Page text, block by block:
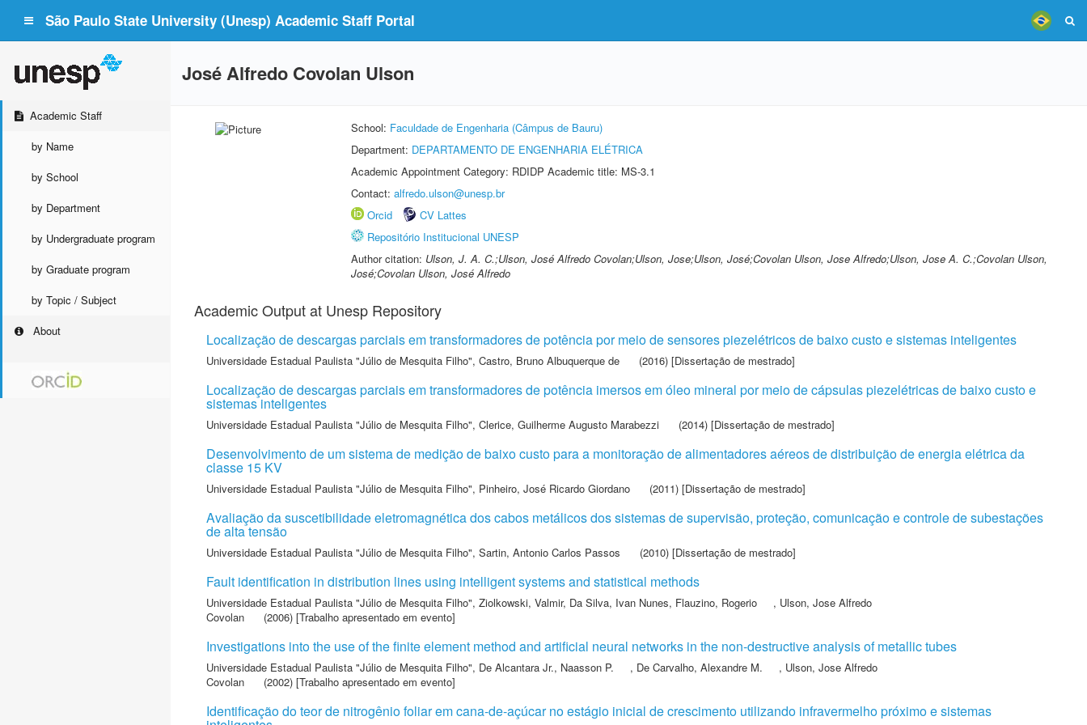
São Paulo State University (Unesp) Academic Staff Portal
Academic Staff
by Name
by School
by Department
by Undergraduate program
by Graduate program
by Topic / Subject
About
José Alfredo Covolan Ulson
School: Faculdade de Engenharia (Câmpus de Bauru)
Department: DEPARTAMENTO DE ENGENHARIA ELÉTRICA
Academic Appointment Category: RDIDP Academic title: MS-3.1
Contact: alfredo.ulson@unesp.br
Orcid
CV Lattes
Repositório Institucional UNESP
Author citation: Ulson, J. A. C.;Ulson, José Alfredo Covolan;Ulson, Jose;Ulson, José;Covolan Ulson, Jose Alfredo;Ulson, Jose A. C.;Covolan Ulson,
José;Covolan Ulson, José Alfredo
Academic Output at Unesp Repository
Localização de descargas parciais em transformadores de potência por meio de sensores piezelétricos de baixo custo e sistemas inteligentes
Universidade Estadual Paulista "Júlio de Mesquita Filho", Castro, Bruno Albuquerque de (2016) [Dissertação de mestrado]
Localização de descargas parciais em transformadores de potência imersos em óleo mineral por meio de cápsulas piezelétricas de baixo custo e
sistemas inteligentes
Universidade Estadual Paulista "Júlio de Mesquita Filho", Clerice, Guilherme Augusto Marabezzi (2014) [Dissertação de mestrado]
Desenvolvimento de um sistema de medição de baixo custo para a monitoração de alimentadores aéreos de distribuição de energia elétrica da
classe 15 KV
Universidade Estadual Paulista "Júlio de Mesquita Filho", Pinheiro, José Ricardo Giordano (2011) [Dissertação de mestrado]
Avaliação da suscetibilidade eletromagnética dos cabos metálicos dos sistemas de supervisão, proteção, comunicação e controle de subestações
de alta tensão
Universidade Estadual Paulista "Júlio de Mesquita Filho", Sartin, Antonio Carlos Passos (2010) [Dissertação de mestrado]
Fault identification in distribution lines using intelligent systems and statistical methods
Universidade Estadual Paulista "Júlio de Mesquita Filho", Ziolkowski, Valmir, Da Silva, Ivan Nunes, Flauzino, Rogerio , Ulson, Jose Alfredo
Covolan
(2006) [Trabalho apresentado em evento]
Investigations into the use of the finite element method and artificial neural networks in the non-destructive analysis of metallic tubes
Universidade Estadual Paulista "Júlio de Mesquita Filho", De Alcantara Jr., Naasson P. , De Carvalho, Alexandre M. , Ulson, Jose Alfredo
Covolan
(2002) [Trabalho apresentado em evento]
Identificação do teor de nitrogênio foliar em cana-de-açúcar no estágio inicial de crescimento utilizando infravermelho próximo e sistemas